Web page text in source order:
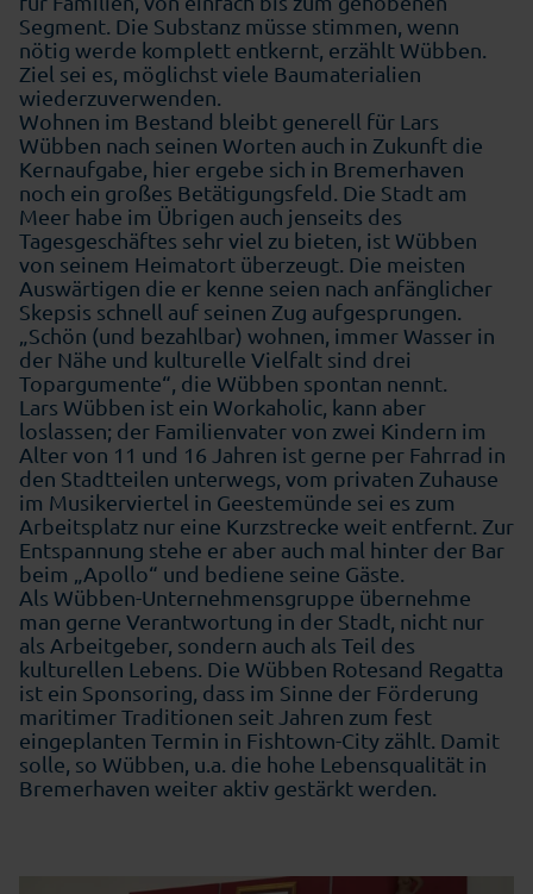
Segment. Die Substanz müsse stimmen, wenn
nötig werde komplett entkernt, erzählt Wübben.
Ziel sei es, möglichst viele Baumaterialien
wiederzuverwenden.
Wohnen im Bestand bleibt generell für Lars
Wübben nach seinen Worten auch in Zukunft die
Kernaufgabe, hier ergebe sich in Bremerhaven
noch ein großes Betätigungsfeld. Die Stadt am
Meer habe im Übrigen auch jenseits des
Tagesgeschäftes sehr viel zu bieten, ist Wübben
von seinem Heimatort überzeugt. Die meisten
Auswärtigen die er kenne seien nach anfänglicher
Skepsis schnell auf seinen Zug aufgesprungen.
„Schön (und bezahlbar) wohnen, immer Wasser in
der Nähe und kulturelle Vielfalt sind drei
Topargumente“, die Wübben spontan nennt.
Lars Wübben ist ein Workaholic, kann aber
loslassen; der Familienvater von zwei Kindern im
Alter von 11 und 16 Jahren ist gerne per Fahrrad in
den Stadtteilen unterwegs, vom privaten Zuhause
im Musikerviertel in Geestemünde sei es zum
Arbeitsplatz nur eine Kurzstrecke weit entfernt. Zur
Entspannung stehe er aber auch mal hinter der Bar
beim „Apollo“ und bediene seine Gäste.
Als Wübben-Unternehmensgruppe übernehme
man gerne Verantwortung in der Stadt, nicht nur
als Arbeitgeber, sondern auch als Teil des
kulturellen Lebens. Die Wübben Rotesand Regatta
ist ein Sponsoring, dass im Sinne der Förderung
maritimer Traditionen seit Jahren zum fest
eingeplanten Termin in Fishtown-City zählt. Damit
solle, so Wübben, u.a. die hohe Lebensqualität in
Bremerhaven weiter aktiv gestärkt werden.